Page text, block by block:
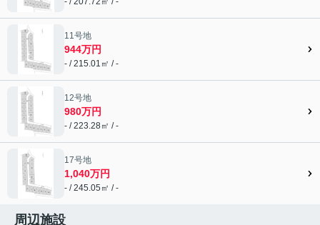
11号地
944万円
- / 215.01㎡ / -
12号地
980万円
- / 223.28㎡ / -
17号地
1,040万円
- / 245.05㎡ / -
周辺施設